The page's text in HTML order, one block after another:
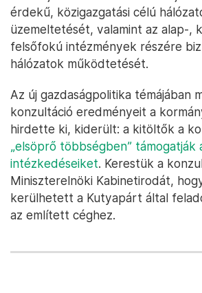
érdekű, közigazgatási célú
üzemeltetését, valamint az alap-,
felsőfokú intézmények részére
hálózatok működtetését.
Az új gazdaságpolitika témájában
konzultáció eredményeit a
hirdette ki, kiderült: a kitöltők a
„elsöprő többségben” támogatják
intézkedéseiket. Kerestük a
Miniszterelnöki Kabinetirodát,
kerülhetett a Kutyapárt által
az említett céghez.